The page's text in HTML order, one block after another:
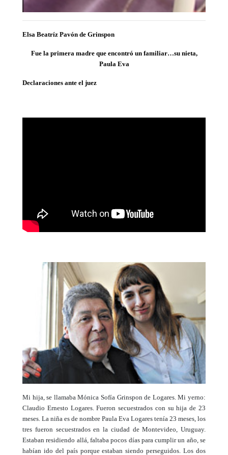
Elsa Beatríz Pavón de Grinspon
Fue la primera madre que encontró un familiar…su nieta,
Paula Eva
Declaraciones ante el juez
Mi hija, se llamaba Mónica Sofía Grinspon de Logares. Mi yerno:
Claudio Ernesto Logares. Fueron secuestrados con su hija de 23
meses. La niña es de nombre Paula Eva Logares tenía 23 meses, los
tres fueron secuestrados en la ciudad de Montevideo, Uruguay.
Estaban residiendo allá, faltaba pocos días para cumplir un año, se
habían ido del país porque estaban siendo perseguidos. Los dos